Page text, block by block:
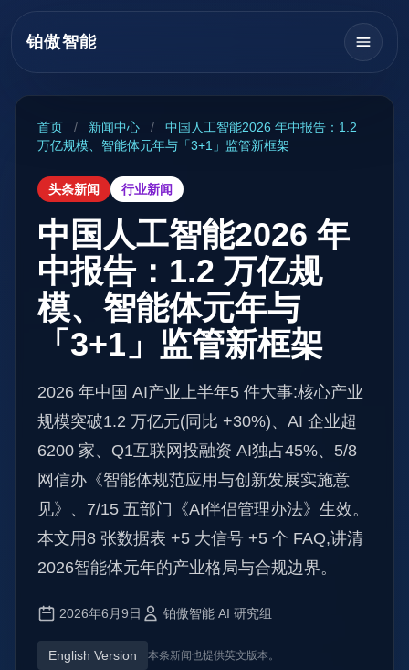
铂傲智能
首页 / 新闻中心 /
中国人工智能2026 年中报告：1.2
万亿规模、智能体元年与「3+1」监管新框架
头条新闻 行业新闻
中国人工智能2026 年
中报告：1.2 万亿规
模、智能体元年与
「3+1」监管新框架
2026 年中国 AI产业上半年5 件大事:核心产业
规模突破1.2 万亿元(同比 +30%)、AI 企业超
6200 家、Q1互联网投融资 AI独占45%、5/8
网信办《智能体规范应用与创新发展实施意
见》、7/15 五部门《AI伴侣管理办法》生效。
本文用8 张数据表 +5 大信号 +5 个 FAQ,讲清
2026智能体元年的产业格局与合规边界。
2026年6月9日 铂傲智能 AI 研究组
English Version 本条新闻也提供英文版本。